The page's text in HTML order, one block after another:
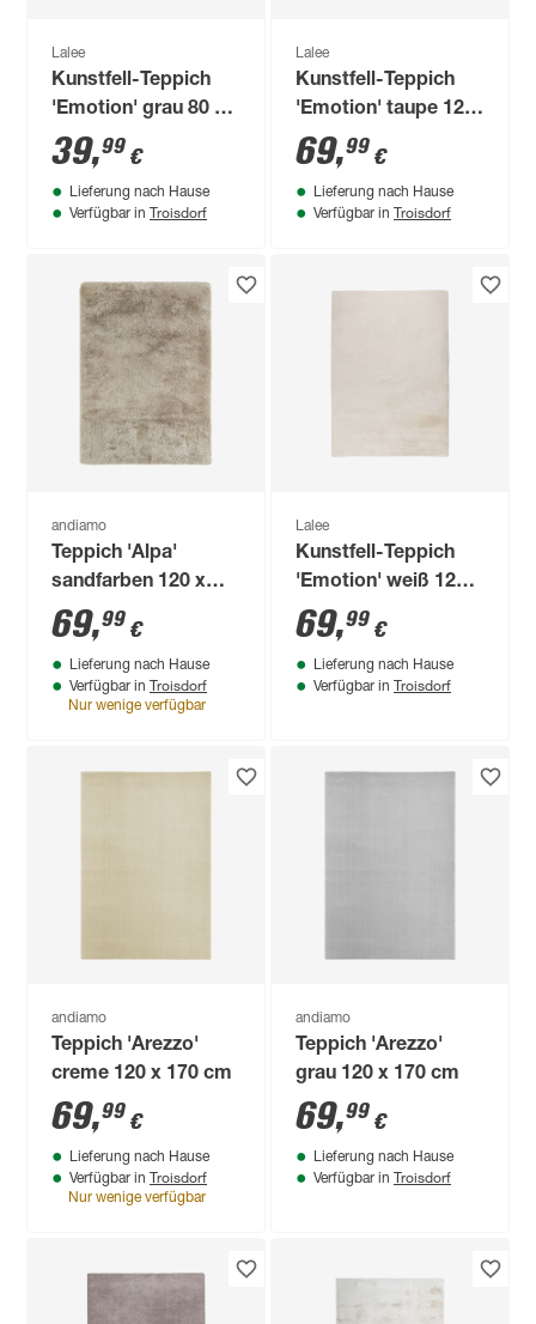
Lalee
Kunstfell-Teppich
'Emotion' grau 80 x
150 cm
39,99 €
Lieferung nach Hause
Verfügbar in Troisdorf
Lalee
Kunstfell-Teppich
'Emotion' taupe 120
x 170 cm
69,99 €
Lieferung nach Hause
Verfügbar in Troisdorf
andiamo
Teppich 'Alpa'
sandfarben 120 x
160 cm
69,99 €
Lieferung nach Hause
Verfügbar in Troisdorf
Nur wenige verfügbar
Lalee
Kunstfell-Teppich
'Emotion' weiß 120 x
170 cm
69,99 €
Lieferung nach Hause
Verfügbar in Troisdorf
andiamo
Teppich 'Arezzo'
creme 120 x 170 cm
69,99 €
Lieferung nach Hause
Verfügbar in Troisdorf
Nur wenige verfügbar
andiamo
Teppich 'Arezzo'
grau 120 x 170 cm
69,99 €
Lieferung nach Hause
Verfügbar in Troisdorf